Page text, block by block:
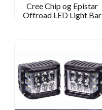
Cree Chip og Epistar
Offroad LED Light Bar